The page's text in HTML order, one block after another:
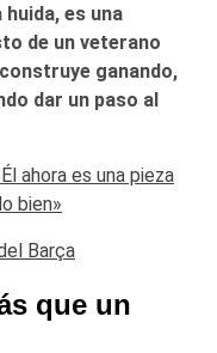
es una
de un veterano
ganando,
dar un paso al
ahora es una pieza
bien»
Barça
que un